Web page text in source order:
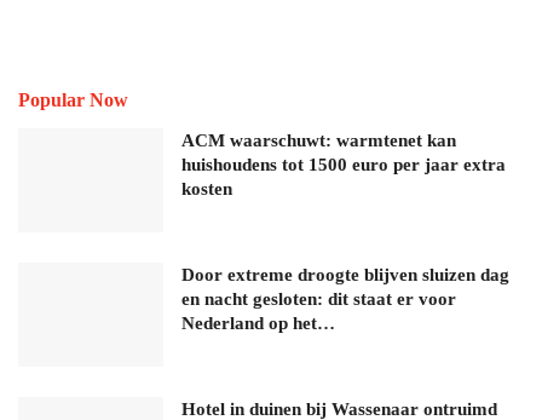
Popular Now
ACM waarschuwt: warmtenet kan
huishoudens tot 1500 euro per jaar extra
kosten
Door extreme droogte blijven sluizen dag
en nacht gesloten: dit staat er voor
Nederland op het…
Hotel in duinen bij Wassenaar ontruimd